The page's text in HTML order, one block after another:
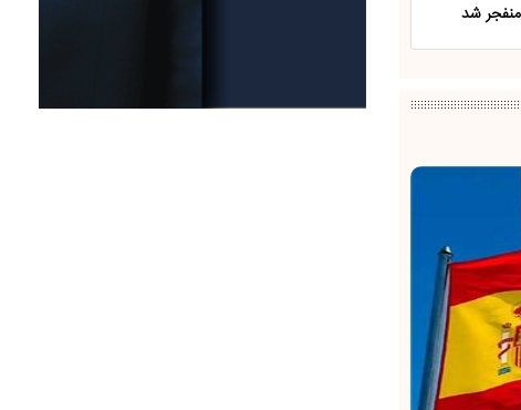
منفجر شد